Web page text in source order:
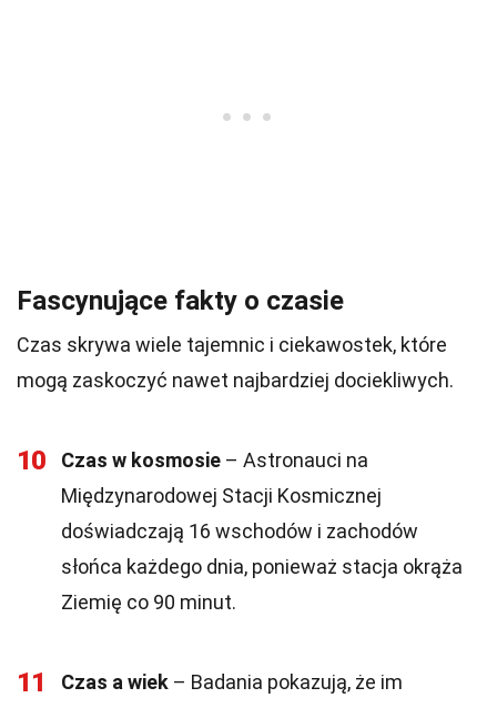
Fascynujące fakty o czasie
Czas skrywa wiele tajemnic i ciekawostek, które
mogą zaskoczyć nawet najbardziej dociekliwych.
10 Czas w kosmosie – Astronauci na
Międzynarodowej Stacji Kosmicznej
doświadczają 16 wschodów i zachodów
słońca każdego dnia, ponieważ stacja okrąża
Ziemię co 90 minut.
11 Czas a wiek – Badania pokazują, że im